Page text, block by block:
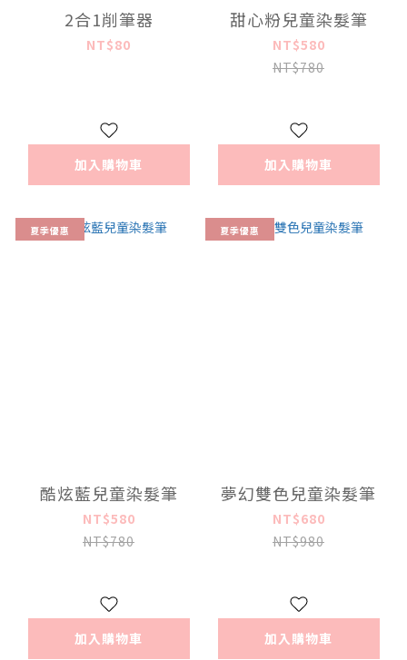
2合1削筆器
NT$80
加入購物車
甜心粉兒童染髮筆
NT$580
NT$780
加入購物車
夏季優惠
酷炫藍兒童染髮筆
NT$580
NT$780
加入購物車
夏季優惠
夢幻雙色兒童染髮筆
NT$680
NT$980
加入購物車